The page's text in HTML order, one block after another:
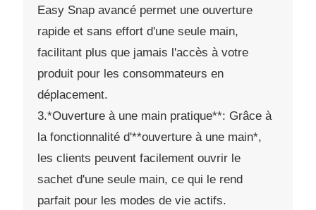
Easy Snap avancé permet une ouverture
rapide et sans effort d'une seule main,
facilitant plus que jamais l'accès à votre
produit pour les consommateurs en
déplacement.
3.*Ouverture à une main pratique**: Grâce à
la fonctionnalité d'**ouverture à une main*,
les clients peuvent facilement ouvrir le
sachet d'une seule main, ce qui le rend
parfait pour les modes de vie actifs.